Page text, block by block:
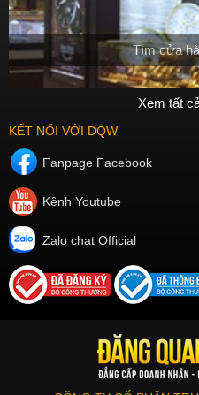
Tìm cửa
Xem tất
KẾT NỐI VỚI DQW
Fanpage Facebook
Kênh Youtube
Zalo chat Official